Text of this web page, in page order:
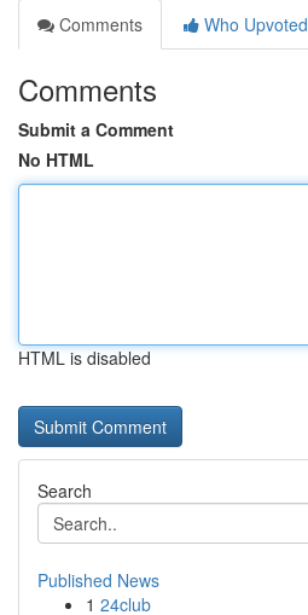
Comments
Who Upvoted
Comments
Submit a Comment
No HTML
HTML is disabled
Search
Published News
1 24club